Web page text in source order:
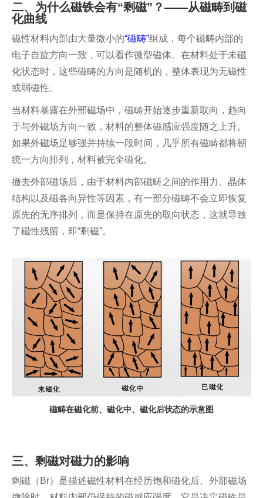
二、为什么磁铁会有“剩磁”？——从磁畴到磁
化曲线
磁性材料内部由大量微小的“磁畴”组成，每个磁畴内部的
电子自旋方向一致，可以看作微型磁体。在材料处于未磁
化状态时，这些磁畴的方向是随机的，整体表现为无磁性
或弱磁性。
当材料暴露在外部磁场中，磁畴开始逐步重新取向，趋向
于与外磁场方向一致，材料的整体磁感应强度随之上升。
如果外磁场足够强并持续一段时间，几乎所有磁畴都将朝
统一方向排列，材料被完全磁化。
撤去外部磁场后，由于材料内部磁畴之间的作用力、晶体
结构以及磁各向异性等因素，有一部分磁畴不会立即恢复
原先的无序排列，而是保持在原先的取向状态，这就导致
了磁性残留，即“剩磁”。
磁畴在磁化前、磁化中、磁化后状态的示意图
三、剩磁对磁力的影响
剩磁（Br）是描述磁性材料在经历饱和磁化后、外部磁场